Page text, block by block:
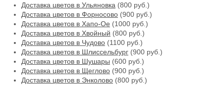
Доставка цветов в Ульяновка (800 руб.)
Доставка цветов в Форносово (900 руб.)
Доставка цветов в Хапо-Ое (1000 руб.)
Доставка цветов в Хвойный (800 руб.)
Доставка цветов в Чудово (1100 руб.)
Доставка цветов в Шлиссельбург (900 руб.)
Доставка цветов в Шушары (600 руб.)
Доставка цветов в Щеглово (900 руб.)
Доставка цветов в Энколово (800 руб.)